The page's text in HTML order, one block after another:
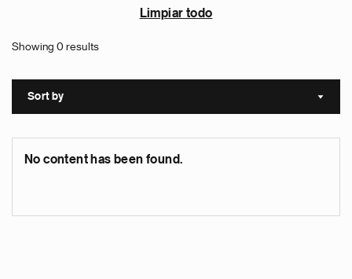
Limpiar todo
Showing 0 results
Sort by Sort
No content has been found.